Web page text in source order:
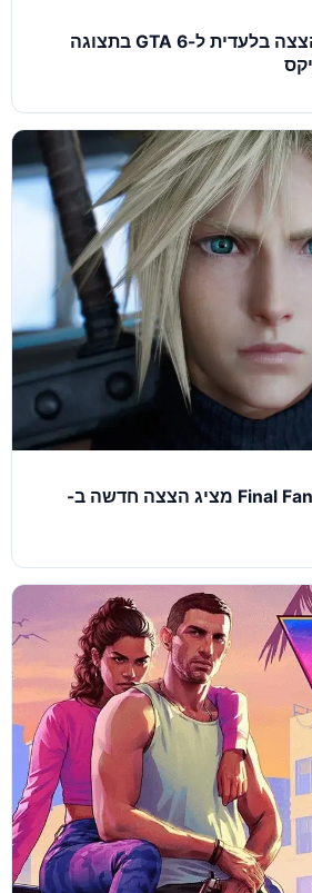
Take-Two מציגה: הצצה בלעדית ל-GTA 6 בתצוגה
Final Fantasy VII Revelation מציג הצצה חדשה ב-